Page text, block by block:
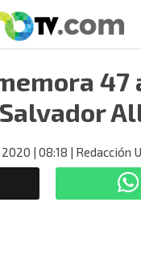
2020 | 08:18 | Redacción